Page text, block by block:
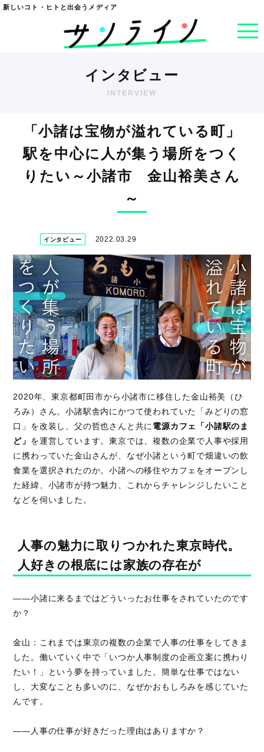
新しいコト・ヒトと出会うメディア
インタビュー
INTERVIEW
「小諸は宝物が溢れている町」
駅を中心に人が集う場所をつく
りたい～小諸市 金山裕美さん
～
インタビュー 2022.03.29
2020年、東京都町田市から小諸市に移住した金山裕美（ひ
ろみ）さん。小諸駅舎内にかつて使われていた「みどりの窓
口」を改装し、父の哲也さんと共に電源カフェ「小諸駅のま
ど」 を運営しています。東京では、複数の企業で人事や採用
に携わっていた金山さんが、なぜ小諸という町で畑違いの飲
食業を選択されたのか。小諸への移住やカフェをオープンし
た経緯、小諸市が持つ魅力、これからチャレンジしたいこと
などを伺いました。
人事の魅力に取りつかれた東京時代。
人好きの根底には家族の存在が
――小諸に来るまではどういったお仕事をされていたのです
か？
金山：これまでは東京の複数の企業で人事の仕事をしてきま
した。働いていく中で「いつか人事制度の企画立案に携わり
たい！」という夢を持っていました。簡単な仕事ではない
し、大変なことも多いのに、なぜかおもしろみを感じていた
んです。
――人事の仕事が好きだった理由はありますか？